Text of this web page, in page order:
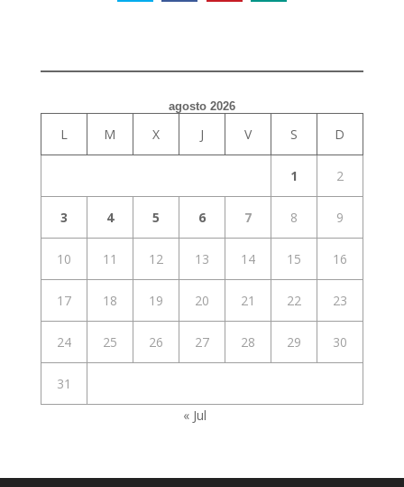
agosto 2026
L M X J V S D
1 2
3 4 5 6 7 8 9
10 11 12 13 14 15 16
17 18 19 20 21 22 23
24 25 26 27 28 29 30
31
« Jul